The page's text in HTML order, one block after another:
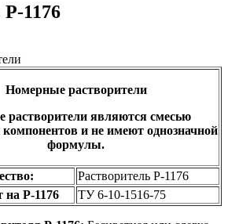
Р-1176
Номерные растворители
растворители являются смесью
компонентов и не имеют однозначной
формулы.
Растворитель Р-1176
на Р-1176
ТУ 6-10-1516-75